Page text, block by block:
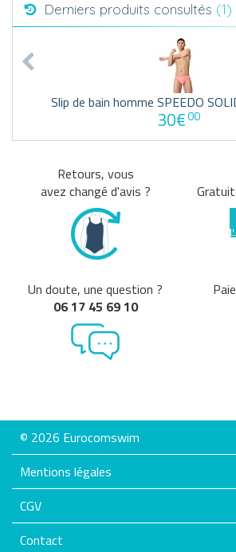
Derniers produits consultés (1)
Slip de bain homme SPEEDO
30€00
Retours, vous
avez changé d'avis ?
Un doute, une question ?
06 17 45 69 10
© 2026 Eurocomswim
Mentions légales
CGV
Contact